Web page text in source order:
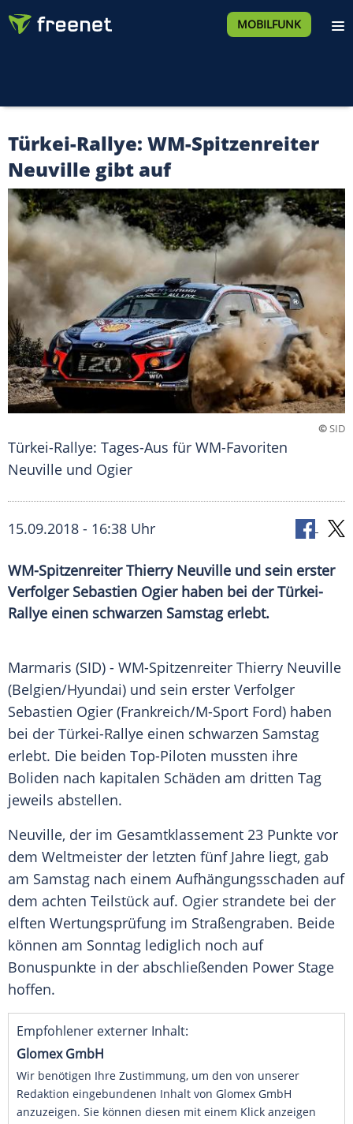
MOBILFUNK
Türkei-Rallye: WM-Spitzenreiter
Neuville gibt auf
©SID
Türkei-Rallye: Tages-Aus für WM-Favoriten
Neuville und Ogier
15.09.2018 - 16:38 Uhr
WM-Spitzenreiter Thierry Neuville und sein erster
Verfolger Sebastien Ogier haben bei der Türkei-
Rallye einen schwarzen Samstag erlebt.
Marmaris (SID) - WM-Spitzenreiter Thierry Neuville
(Belgien/Hyundai) und sein erster Verfolger
Sebastien Ogier (Frankreich/M-Sport Ford) haben
bei der Türkei-Rallye einen schwarzen Samstag
erlebt. Die beiden Top-Piloten mussten ihre
Boliden nach kapitalen Schäden am dritten Tag
jeweils abstellen.
Neuville, der im Gesamtklassement 23 Punkte vor
dem Weltmeister der letzten fünf Jahre liegt, gab
am Samstag nach einem Aufhängungsschaden auf
dem achten Teilstück auf. Ogier strandete bei der
elften Wertungsprüfung im Straßengraben. Beide
können am Sonntag lediglich noch auf
Bonuspunkte in der abschließenden Power Stage
hoffen.
Empfohlener externer Inhalt:
Glomex GmbH
Wir benötigen Ihre Zustimmung, um den von unserer
Redaktion eingebundenen Inhalt von Glomex GmbH
anzuzeigen. Sie können diesen mit einem Klick anzeigen